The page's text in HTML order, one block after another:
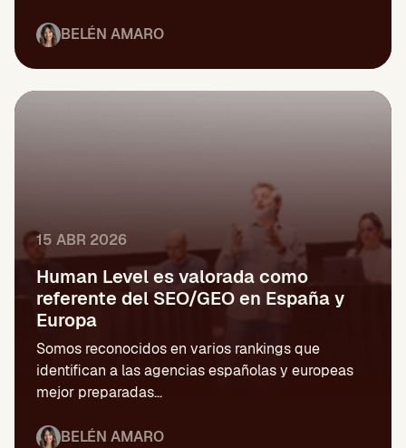
BELÉN AMARO
15 ABR 2026
Human Level es valorada como
referente del SEO/GEO en España y
Europa
Somos reconocidos en varios rankings que
identifican a las agencias españolas y europeas
mejor preparadas...
BELÉN AMARO